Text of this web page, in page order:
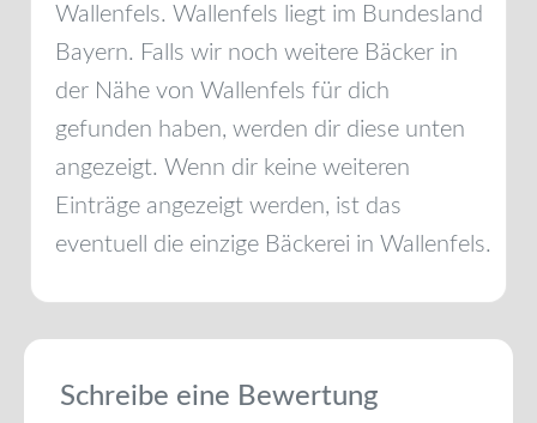
Wallenfels. Wallenfels liegt im Bundesland
Bayern. Falls wir noch weitere Bäcker in
der Nähe von Wallenfels für dich
gefunden haben, werden dir diese unten
angezeigt. Wenn dir keine weiteren
Einträge angezeigt werden, ist das
eventuell die einzige Bäckerei in Wallenfels.
Schreibe eine Bewertung